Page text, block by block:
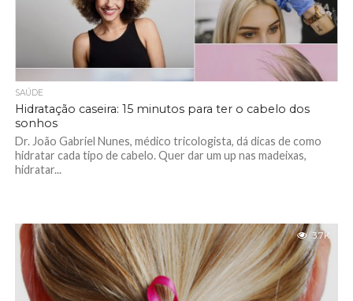
SAÚDE
Hidratação caseira: 15 minutos para ter o cabelo dos
sonhos
Dr. João Gabriel Nunes, médico tricologista, dá dicas de como
hidratar cada tipo de cabelo. Quer dar um up nas madeixas,
hidratar...
3.7K